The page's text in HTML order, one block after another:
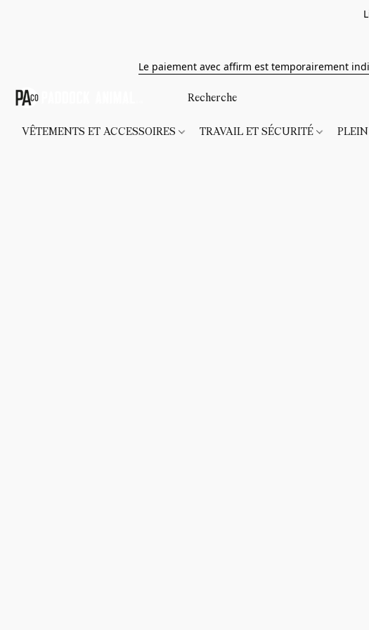
Le paiement avec affirm est temporairement
VÊTEMENTS ET ACCESSOIRES TRAVAIL ET SÉCURITÉ